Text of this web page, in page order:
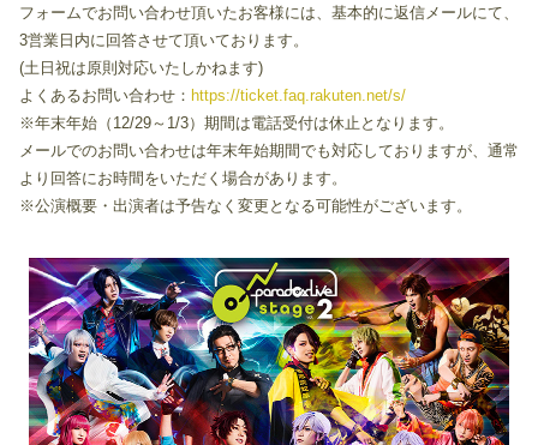
フォームでお問い合わせ頂いたお客様には、基本的に返信メールにて、
3営業日内に回答させて頂いております。
(土日祝は原則対応いたしかねます)
よくあるお問い合わせ： https://ticket.faq.rakuten.net/s/
※年末年始（12/29～1/3）期間は電話受付は休止となります。
メールでのお問い合わせは年末年始期間でも対応しておりますが、通常
より回答にお時間をいただく場合があります。
※公演概要・出演者は予告なく変更となる可能性がございます。